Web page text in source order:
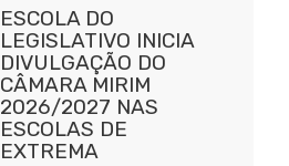
ESCOLA DO
LEGISLATIVO INICIA
DIVULGAÇÃO DO
CÂMARA MIRIM
2026/2027 NAS
ESCOLAS DE
EXTREMA